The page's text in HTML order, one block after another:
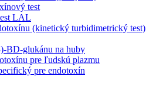
test
LAL
(kinetický turbidimetrický test)
BD-glukánu na huby
pre ľudskú plazmu
pre endotoxín